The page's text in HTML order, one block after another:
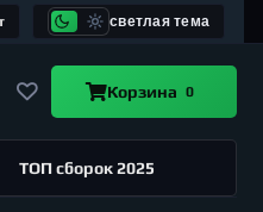
светлая тема
Корзина 0
ТОП сборок 2025